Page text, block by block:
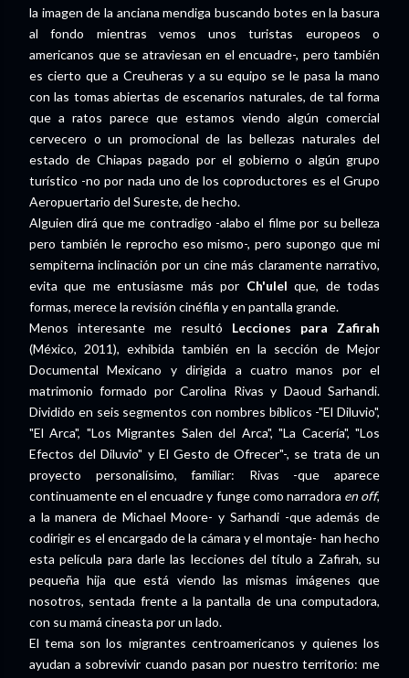
la imagen de la anciana mendiga buscando botes en la basura
al fondo mientras vemos unos turistas europeos o
americanos que se atraviesan en el encuadre-, pero también
es cierto que a Creuheras y a su equipo se le pasa la mano
con las tomas abiertas de escenarios naturales, de tal forma
que a ratos parece que estamos viendo algún comercial
cervecero o un promocional de las bellezas naturales del
estado de Chiapas pagado por el gobierno o algún grupo
turístico -no por nada uno de los coproductores es el Grupo
Aeropuertario del Sureste, de hecho.
Alguien dirá que me contradigo -alabo el filme por su belleza
pero también le reprocho eso mismo-, pero supongo que mi
sempiterna inclinación por un cine más claramente narrativo,
evita que me entusiasme más por Ch'ulel que, de todas
formas, merece la revisión cinéfila y en pantalla grande.
Menos interesante me resultó Lecciones para Zafirah
(México, 2011), exhibida también en la sección de Mejor
Documental Mexicano y dirigida a cuatro manos por el
matrimonio formado por Carolina Rivas y Daoud Sarhandi.
Dividido en seis segmentos con nombres bíblicos -"El Diluvio",
"El Arca", "Los Migrantes Salen del Arca", "La Cacería", "Los
Efectos del Diluvio" y El Gesto de Ofrecer"-, se trata de un
proyecto personalísimo, familiar: Rivas -que aparece
continuamente en el encuadre y funge como narradora en off,
a la manera de Michael Moore- y Sarhandi -que además de
codirigir es el encargado de la cámara y el montaje- han hecho
esta película para darle las lecciones del título a Zafirah, su
pequeña hija que está viendo las mismas imágenes que
nosotros, sentada frente a la pantalla de una computadora,
con su mamá cineasta por un lado.
El tema son los migrantes centroamericanos y quienes los
ayudan a sobrevivir cuando pasan por nuestro territorio: me